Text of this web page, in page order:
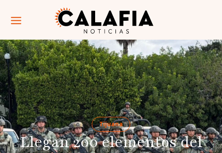
Tijuana
Llegan 200 elementos del